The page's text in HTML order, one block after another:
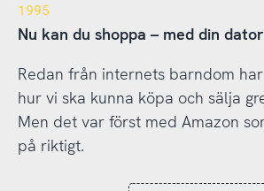
1995
Nu kan du shoppa – med din dator
Redan från internets barndom
hur vi ska kunna köpa och sälja
Men det var först med Amazon
på riktigt.